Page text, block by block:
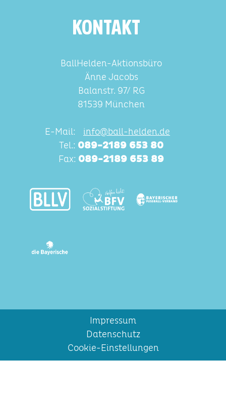
KONTAKT
BallHelden-Aktionsbüro
Änne Jacobs
Balanstr. 97/ RG
81539 München
E-Mail:
info@ball-helden.de
Tel.: 089-2189 653 80
Fax: 089-2189 653 89
Impressum
Datenschutz
Cookie-Einstellungen